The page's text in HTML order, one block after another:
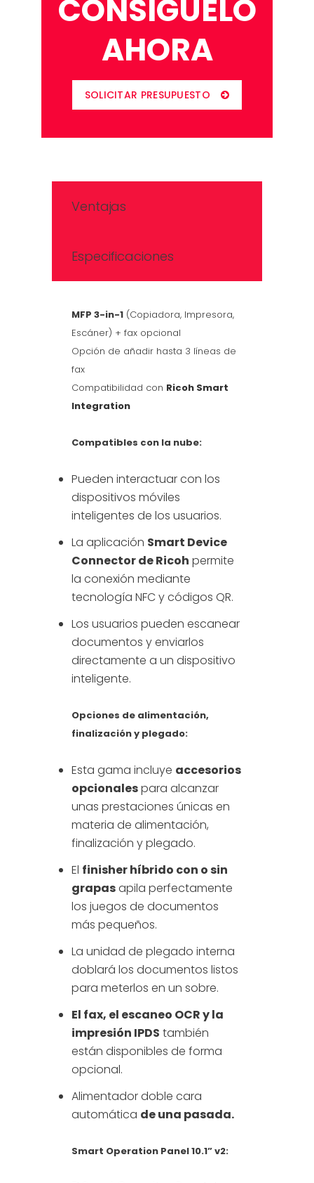
CONSIGUELO
AHORA
SOLICITAR PRESUPUESTO
Ventajas
Especificaciones
MFP 3-in-1 (Copiadora, Impresora,
Escáner) + fax opcional
Opción de añadir hasta 3 líneas de
fax
Compatibilidad con Ricoh Smart
Integration
Compatibles con la nube:
Pueden interactuar con los
dispositivos móviles
inteligentes de los usuarios.
La aplicación Smart Device
Connector de Ricoh permite
la conexión mediante
tecnología NFC y códigos QR.
Los usuarios pueden escanear
documentos y enviarlos
directamente a un dispositivo
inteligente.
Opciones de alimentación,
finalización y plegado:
Esta gama incluye accesorios
opcionalespara alcanzar
unas prestaciones únicas en
materia de alimentación,
finalización y plegado.
El finisher híbrido con o sin
grapasapila perfectamente
los juegos de documentos
más pequeños.
La unidad de plegado interna
doblará los documentos listos
para meterlos en un sobre.
El fax, el escaneo OCR y la
impresión IPDS también
están disponibles de forma
opcional.
Alimentador doble cara
automática de una pasada.
Smart Operation Panel 10.1” v2: